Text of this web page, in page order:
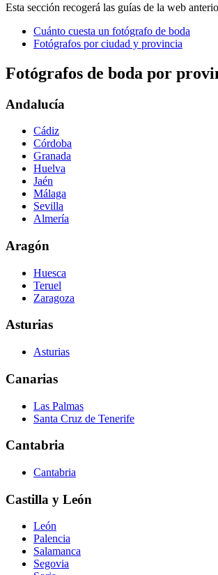
Esta sección recogerá las guías de la web
Cuánto cuesta un fotógrafo de boda
Fotógrafos por ciudad y provincia
Fotógrafos de boda por
Andalucía
Cádiz
Córdoba
Granada
Huelva
Jaén
Málaga
Sevilla
Almería
Aragón
Huesca
Teruel
Zaragoza
Asturias
Asturias
Canarias
Las Palmas
Santa Cruz de Tenerife
Cantabria
Cantabria
Castilla y León
León
Palencia
Salamanca
Segovia